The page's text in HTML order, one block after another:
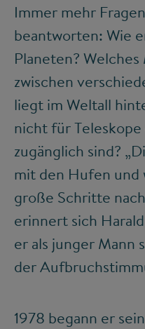
Immer mehr
beantworten: Wie
Planeten?
zwischen
liegt im Weltall
nicht für
zugänglich sind?
mit den Hufen und
große Schritte
erinnert sich
er als junger Mann
der
1978 begann er